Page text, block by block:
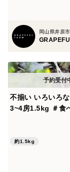
岡山県井原
不揃い いろいろ
3~4房1.5kg ＃食
約1.5kg